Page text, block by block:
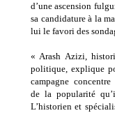
d’une ascension
sa candidature à la
lui le favori des
« Arash Azizi,
politique, explique
campagne
de la popularité
L’historien et